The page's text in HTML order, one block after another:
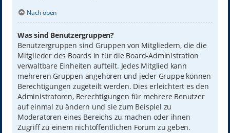
Nach oben
Was sind Benutzergruppen?
Benutzergruppen sind Gruppen von Mitgliedern, die die
Mitglieder des Boards in für die Board-Administration
verwaltbare Einheiten aufteilt. Jedes Mitglied kann
mehreren Gruppen angehören und jeder Gruppe können
Berechtigungen zugeteilt werden. Dies erleichtert es den
Administratoren, Berechtigungen für mehrere Benutzer
auf einmal zu ändern und sie zum Beispiel zu
Moderatoren eines Bereichs zu machen oder ihnen
Zugriff zu einem nichtöffentlichen Forum zu geben.